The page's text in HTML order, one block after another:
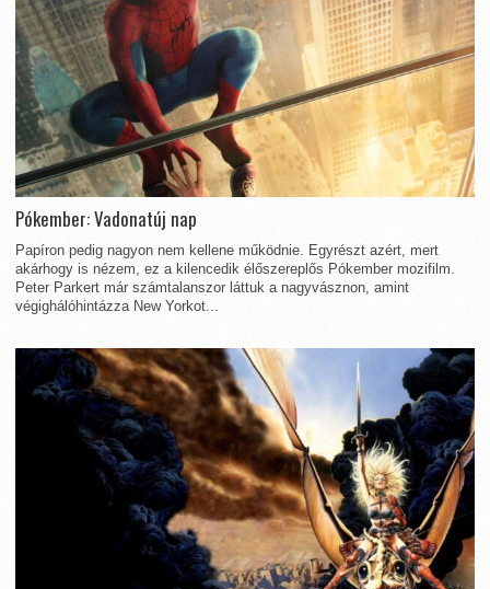
Pókember: Vadonatúj nap
Papíron pedig nagyon nem kellene működnie. Egyrészt azért, mert
akárhogy is nézem, ez a kilencedik élőszereplős Pókember mozifilm.
Peter Parkert már számtalanszor láttuk a nagyvásznon, amint
végighálóhintázza New Yorkot...